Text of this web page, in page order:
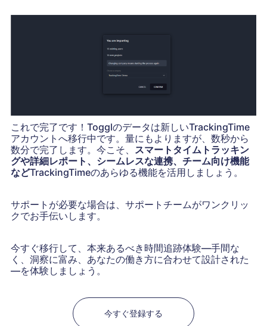
これで完了です！Togglのデータは新しいTrackingTime
アカウントへ移行中です。量にもよりますが、数秒から
数分で完了します。今こそ、 スマートタイムトラッキン
グや詳細レポート、シームレスな連携、チーム向け機能
などTrackingTimeのあらゆる機能を活用しましょう。
サポートが必要な場合は、サポートチームがワンクリッ
クでお手伝いします。
今すぐ移行して、本来あるべき時間追跡体験—手間な
く、洞察に富み、あなたの働き方に合わせて設計された
—を体験しましょう。
今すぐ登録する